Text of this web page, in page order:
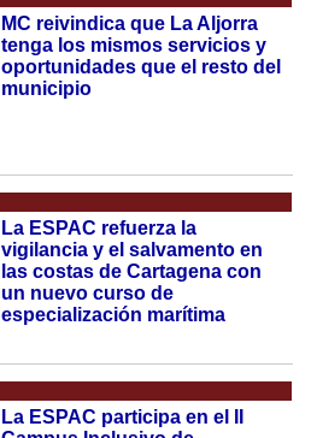
MC reivindica que La Aljorra
tenga los mismos servicios y
oportunidades que el resto del
municipio
La ESPAC refuerza la
vigilancia y el salvamento en
las costas de Cartagena con
un nuevo curso de
especialización marítima
La ESPAC participa en el II